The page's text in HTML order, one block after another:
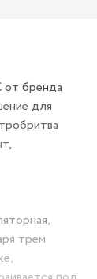
от бренда
для
трем